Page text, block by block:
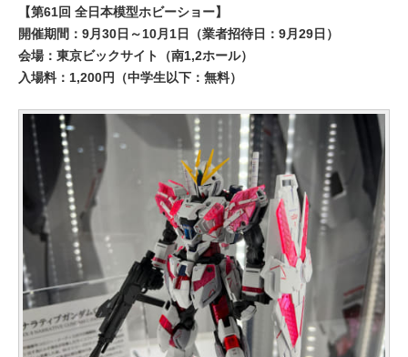
【第61回 全日本模型ホビーショー】
開催期間：9月30日～10月1日（業者招待日：9月29日）
会場：東京ビックサイト（南1,2ホール）
入場料：1,200円（中学生以下：無料）